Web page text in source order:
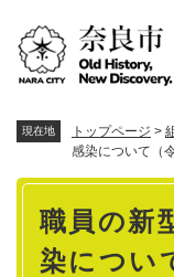
現在地 トップページ >
感染について（
本
職員の新
染につい